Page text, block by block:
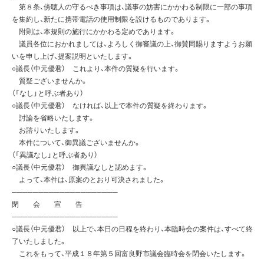
第８条、傍聴人の守るべき事項は、議事の妨害にかかわる制限に一部の事項
を集約し、新たに携帯電話の使用制限を設けるものであります。
附則は、本規則の施行にかかわる定めであります。
議員各位におかれましては、よろしく御審議の上、御賛同賜りますようお願
いを申し上げ、提案説明といたします。
○議長（中元優君） これより、本件の質疑を行います。
質疑ございませんか。
（「なし」と呼ぶ者あり）
○議長（中元優君） なければ、以上で本件の質疑を終わります。
討論を省略いたします。
お諮りいたします。
本件について、御異議ございませんか。
（「異議なし」と呼ぶ者あり）
○議長（中元優君） 御異議なしと認めます。
よって、本件は、原案のとおり可決されました。
────────────────────
閉 会 宣 告
────────────────────
○議長（中元優君） 以上で、本日の日程を終わり、本臨時会の案件は、すべて終
了いたしました。
これをもって、平成１８年第５回富良野市議会臨時会を閉会いたします。